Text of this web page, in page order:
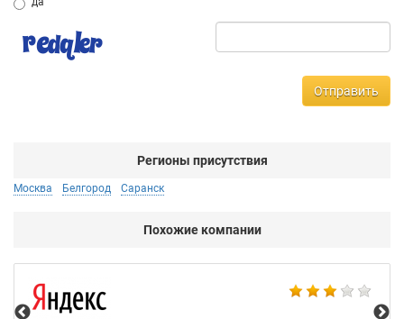
Отправить
Регионы присутствия
Москва Белгород Саранск
Похожие компании